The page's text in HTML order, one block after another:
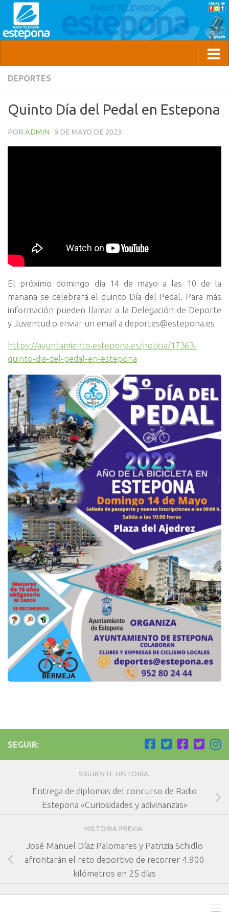
DEPORTES
Quinto Día del Pedal en Estepona
POR ADMIN · 9 DE MAYO DE 2023
El próximo domingo día 14 de mayo a las 10 de la
mañana se celebrará el quinto Día del Pedal. Para más
información pueden llamar a la Delegación de Deporte
y Juventud o enviar un email a deportes@estepona.es
https://ayuntamiento.estepona.es/noticia/17363-
quinto-dia-del-pedal-en-estepona
SEGUIR:
SIGUIENTE HISTORIA
Entrega de diplomas del concurso de Radio
Estepona «Curiosidades y adivinanzas»
HISTORIA PREVIA
José Manuel Díaz Palomares y Patrizia Schidlo
afrontarán el reto deportivo de recorrer 4.800
kilómetros en 25 días